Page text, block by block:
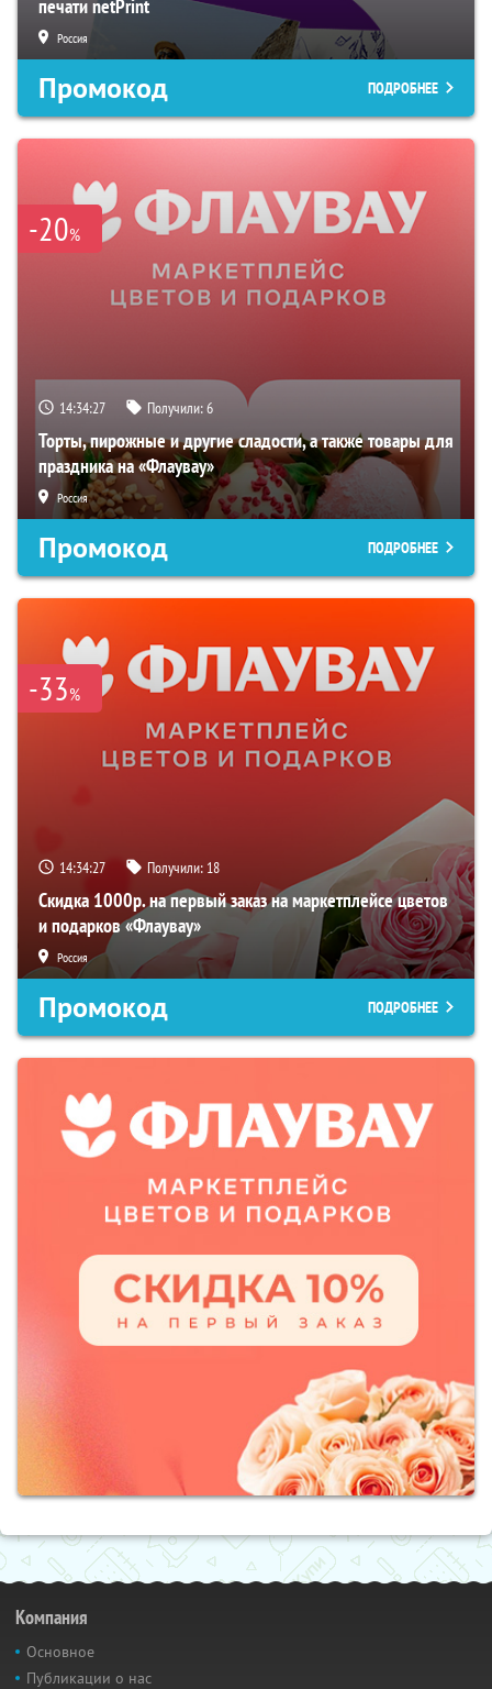
печати netPrint
Россия
Промокод ПОДРОБНЕЕ
-20%
14:34:26 Получили:6
Торты, пирожные и другие сладости, а также товары для
праздника на «Флаувау»
Россия
Промокод ПОДРОБНЕЕ
-33%
14:34:26 Получили: 18
Скидка 1000р. на первый заказ на маркетплейсе цветов
и подарков «Флаувау»
Россия
Промокод ПОДРОБНЕЕ
Компания
Основное
Публикации о нас